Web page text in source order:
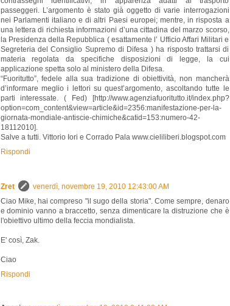
passeggeri. L’argomento è stato già oggetto di varie interrogazioni
nei Parlamenti italiano e di altri Paesi europei; mentre, in risposta a
una lettera di richiesta informazioni d’una cittadina del marzo scorso,
la Presidenza della Repubblica ( esattamente l’ Ufficio Affari Militari e
Segreteria del Consiglio Supremo di Difesa ) ha risposto trattarsi di
materia regolata da specifiche disposizioni di legge, la cui
applicazione spetta solo al ministero della Difesa.
“Fuoritutto”, fedele alla sua tradizione di obiettività, non mancherà
d’informare meglio i lettori su quest’argomento, ascoltando tutte le
parti interessate. ( Fed) [http://www.agenziafuoritutto.it/index.php?
option=com_content&view=article&id=2356:manifestazione-per-la-
giornata-mondiale-antiscie-chimiche&catid=153:numero-42-
18112010].
Salve a tutti. Vittorio Iori e Corrado Pala www.cieliliberi.blogspot.com
Rispondi
Zret
venerdì, novembre 19, 2010 12:43:00 AM
Ciao Mike, hai compreso "il sugo della storia". Come sempre, denaro
e dominio vanno a braccetto, senza dimenticare la distruzione che è
l'obiettivo ultimo della feccia mondialista.
E' così, Zak.
Ciao
Rispondi